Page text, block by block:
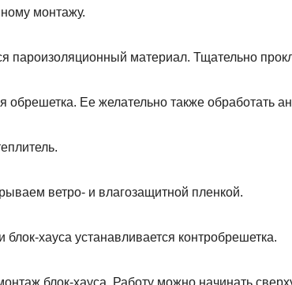
монтажу.
пароизоляционный материал. Тщательно
обрешетка. Ее желательно также обработать
ветро- и влагозащитной пленкой.
блок-хауса устанавливается контробрешетка.
блок-хауса. Работу можно начинать